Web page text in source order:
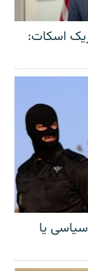
اسکات:
سیاسی یا